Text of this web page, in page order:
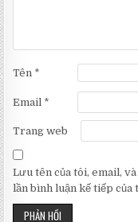
Tên *
Email *
Trang web
Lưu tên của tôi, email,
lần bình luận kế tiếp của